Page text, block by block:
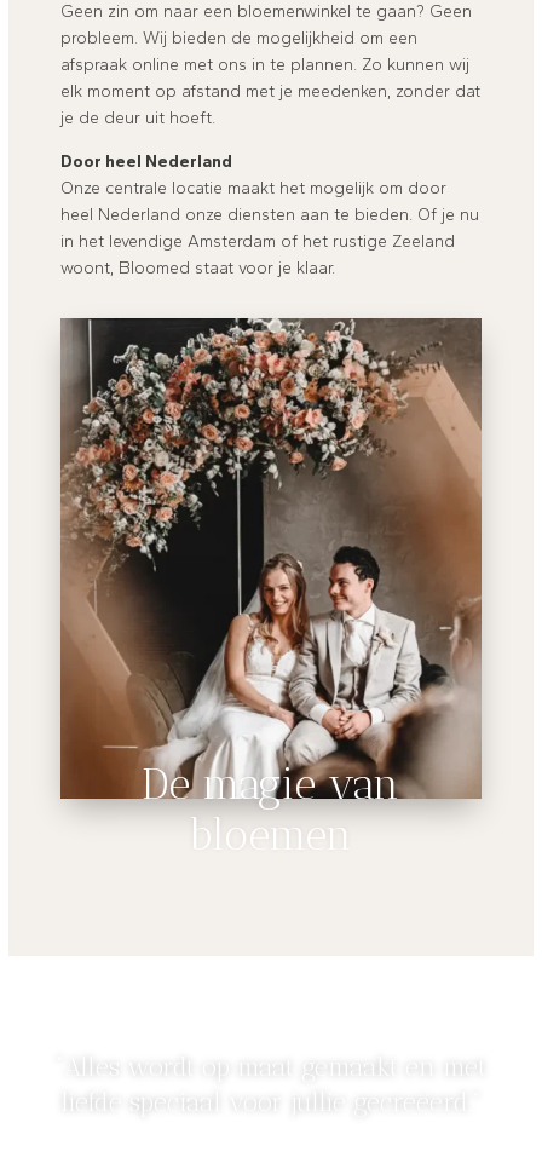
Geen zin om naar een bloemenwinkel te gaan? Geen
probleem. Wij bieden de mogelijkheid om een
afspraak online met ons in te plannen. Zo kunnen wij
elk moment op afstand met je meedenken, zonder dat
je de deur uit hoeft.
Door heel Nederland
Onze centrale locatie maakt het mogelijk om door
heel Nederland onze diensten aan te bieden. Of je nu
in het levendige Amsterdam of het rustige Zeeland
woont, Bloomed staat voor je klaar.
De magie van
bloemen
“Alles wordt op maat gemaakt en met
liefde speciaal voor jullie gecreëerd.”